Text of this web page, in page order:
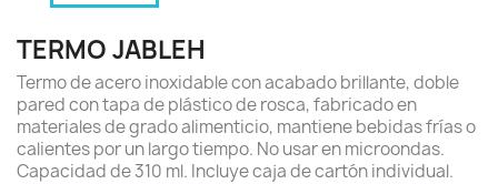
TERMO JABLEH
Termo de acero inoxidable con acabado brillante, doble
pared con tapa de plástico de rosca, fabricado en
materiales de grado alimenticio, mantiene bebidas frías o
calientes por un largo tiempo. No usar en microondas.
Capacidad de 310 ml. Incluye caja de cartón individual.